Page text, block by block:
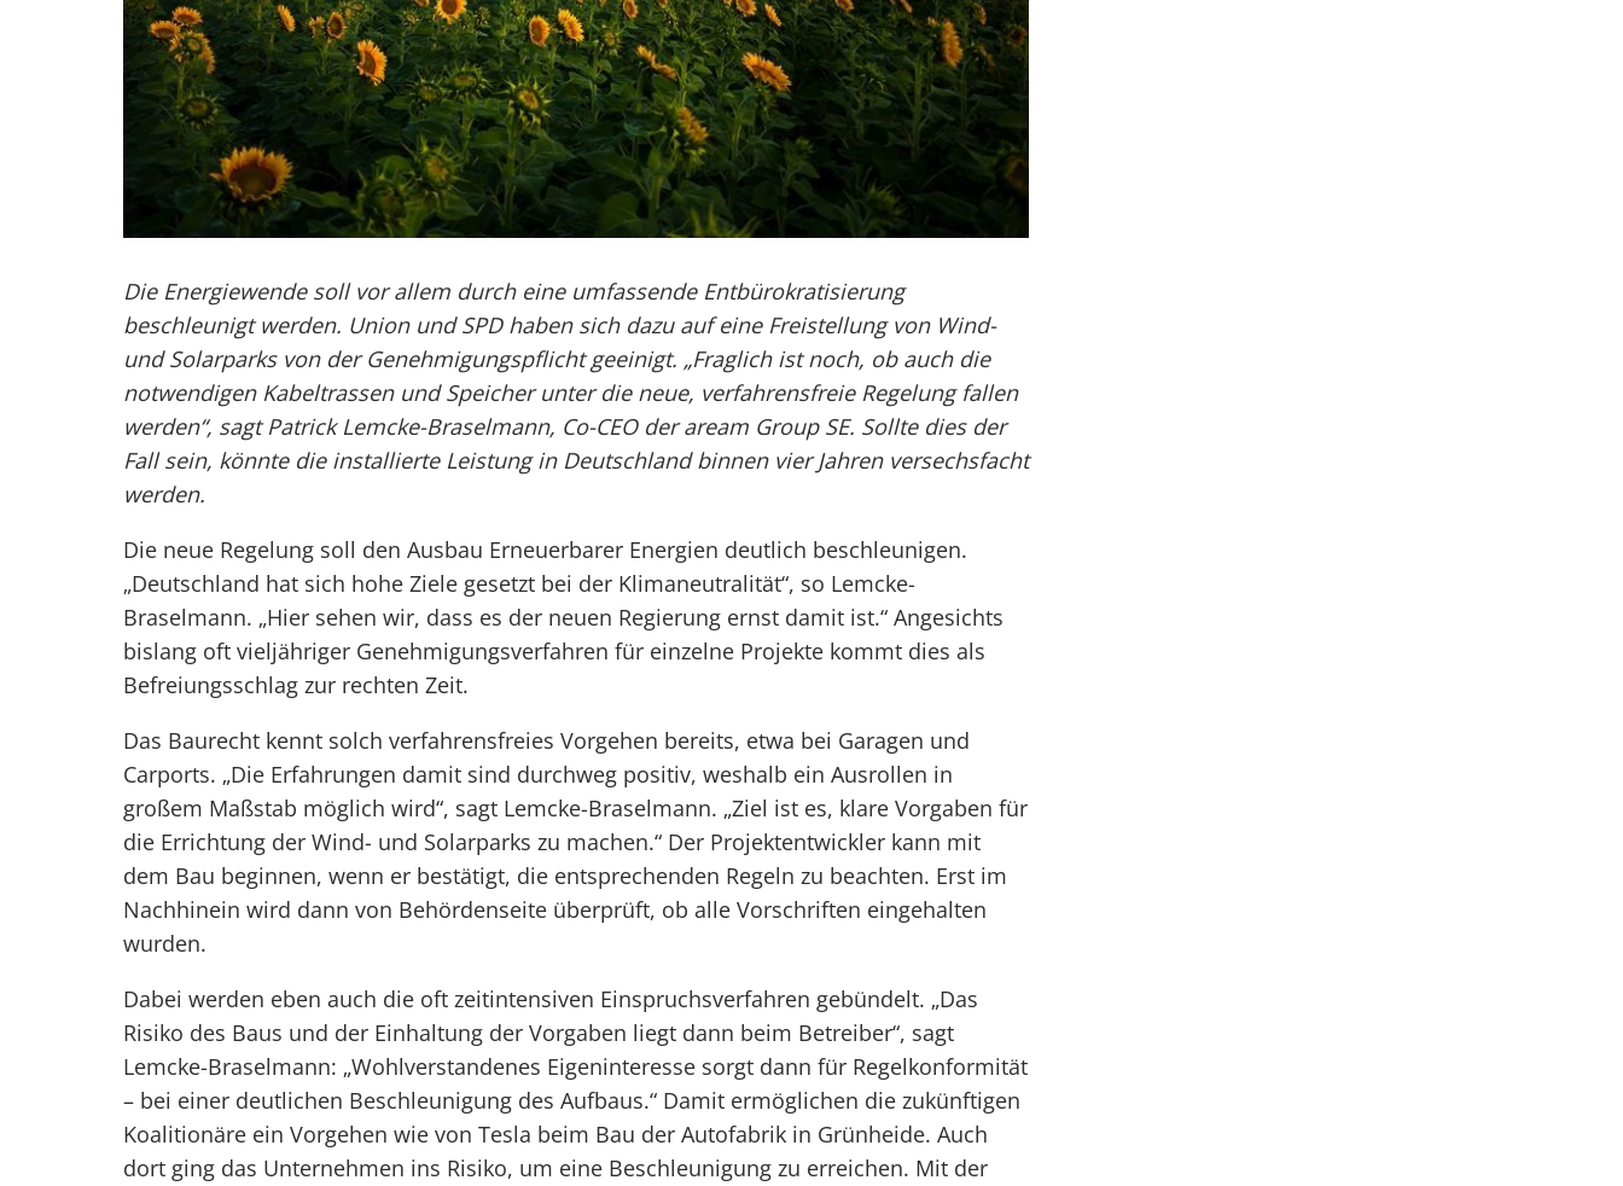
Die Energiewende soll vor allem durch eine umfassende Entbürokratisierung
beschleunigt werden. Union und SPD haben sich dazu auf eine Freistellung von Wind-
und Solarparks von der Genehmigungspflicht geeinigt. „Fraglich ist noch, ob auch die
notwendigen Kabeltrassen und Speicher unter die neue, verfahrensfreie Regelung fallen
werden“, sagt Patrick Lemcke-Braselmann, Co-CEO der aream Group SE. Sollte dies der
Fall sein, könnte die installierte Leistung in Deutschland binnen vier Jahren versechsfacht
werden.
Die neue Regelung soll den Ausbau Erneuerbarer Energien deutlich beschleunigen.
„Deutschland hat sich hohe Ziele gesetzt bei der Klimaneutralität“, so Lemcke-
Braselmann. „Hier sehen wir, dass es der neuen Regierung ernst damit ist.“ Angesichts
bislang oft vieljähriger Genehmigungsverfahren für einzelne Projekte kommt dies als
Befreiungsschlag zur rechten Zeit.
Das Baurecht kennt solch verfahrensfreies Vorgehen bereits, etwa bei Garagen und
Carports. „Die Erfahrungen damit sind durchweg positiv, weshalb ein Ausrollen in
großem Maßstab möglich wird“, sagt Lemcke-Braselmann. „Ziel ist es, klare Vorgaben für
die Errichtung der Wind- und Solarparks zu machen.“ Der Projektentwickler kann mit
dem Bau beginnen, wenn er bestätigt, die entsprechenden Regeln zu beachten. Erst im
Nachhinein wird dann von Behördenseite überprüft, ob alle Vorschriften eingehalten
wurden.
Dabei werden eben auch die oft zeitintensiven Einspruchsverfahren gebündelt. „Das
Risiko des Baus und der Einhaltung der Vorgaben liegt dann beim Betreiber“, sagt
Lemcke-Braselmann: „Wohlverstandenes Eigeninteresse sorgt dann für Regelkonformität
– bei einer deutlichen Beschleunigung des Aufbaus.“ Damit ermöglichen die zukünftigen
Koalitionäre ein Vorgehen wie von Tesla beim Bau der Autofabrik in Grünheide. Auch
dort ging das Unternehmen ins Risiko, um eine Beschleunigung zu erreichen. Mit der